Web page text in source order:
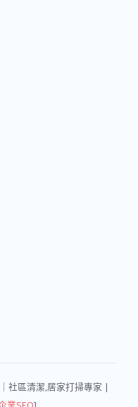
社區清潔,居家打掃專家 |